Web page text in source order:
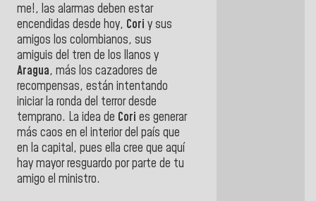
me!, las alarmas deben estar
encendidas desde hoy, Cori y sus
amigos los colombianos, sus
amiguis del tren de los llanos y
Aragua, más los cazadores de
recompensas, están intentando
iniciar la ronda del terror desde
temprano. La idea de Cori es generar
más caos en el interior del país que
en la capital, pues ella cree que aquí
hay mayor resguardo por parte de tu
amigo el ministro.